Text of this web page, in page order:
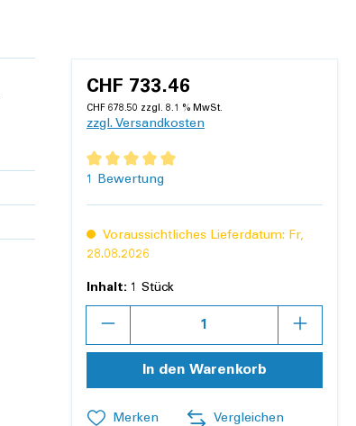
CHF 733.46
CHF 678.50 zzgl. 8.1 % MwSt.
zzgl. Versandkosten
Durchschnittliche Bewertung von 5 von 5
1 Bewertung
Voraussichtliches Lieferdatum: Fr,
28.08.2026
Inhalt: 1 Stück
In den Warenkorb
Merken Vergleichen